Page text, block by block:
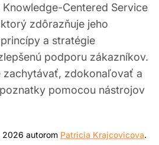
Centered Service
zdôrazňuje jeho
a stratégie
podporu zákazníkov.
zachytávať, zdokonaľovať a
pomocou nástrojov
2026 autorom Patricia Krajcovicova.